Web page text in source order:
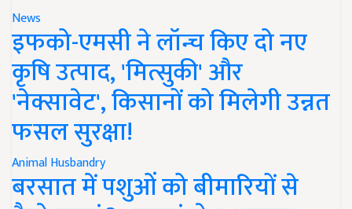
News
इफको-एमसी ने लॉन्च किए दो नए
कृषि उत्पाद, 'मित्सुकी' और
'नेक्सावेट', किसानों को मिलेगी उन्नत
फसल सुरक्षा!
Animal Husbandry
बरसात में पशुओं को बीमारियों से